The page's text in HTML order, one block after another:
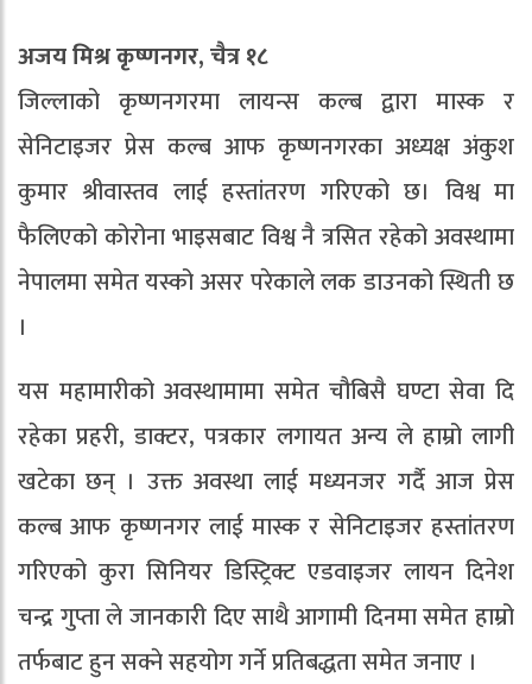
अजय मिश्र कृष्णनगर, चैत्र १८
जिल्लाको कृष्णनगरमा लायन्स कल्ब द्वारा मास्क र
सेनिटाइजर प्रेस कल्ब आफ कृष्णनगरका अध्यक्ष अंकुश
कुमार श्रीवास्तव लाई हस्तांतरण गरिएको छ। विश्व मा
फैलिएको कोरोना भाइसबाट विश्व नै त्रसित रहेको अवस्थामा
नेपालमा समेत यस्को असर परेकाले लक डाउनको स्थिती छ
।
यस महामारीको अवस्थामामा समेत चौबिसै घण्टा सेवा दि
रहेका प्रहरी, डाक्टर, पत्रकार लगायत अन्य ले हाम्रो लागी
खटेका छन् । उक्त अवस्था लाई मध्यनजर गर्दै आज प्रेस
कल्ब आफ कृष्णनगर लाई मास्क र सेनिटाइजर हस्तांतरण
गरिएको कुरा सिनियर डिस्ट्रिक्ट एडवाइजर लायन दिनेश
चन्द्र गुप्ता ले जानकारी दिए साथै आगामी दिनमा समेत हाम्रो
तर्फबाट हुन सक्ने सहयोग गर्ने प्रतिबद्धता समेत जनाए ।